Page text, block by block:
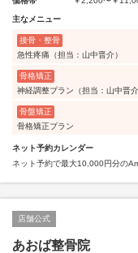
主なメニュー
接骨・整骨
急性疼痛（担当：山中晋介）
骨格矯正
神経調整プラン（担当：山中晋介
骨盤矯正
骨格矯正プラン
ネット予約カレンダー
ネット予約で最大10,000円分の
店舗公式
あおば整骨院